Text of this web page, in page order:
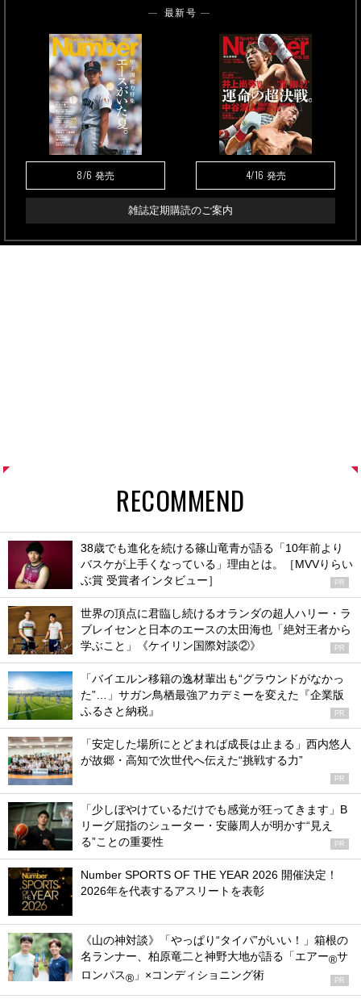
最新号
8/6 発売 4/16 発売
雑誌定期購読のご案内
RECOMMEND
38歳でも進化を続ける篠山竜青が語る「10年前より
バスケが上手くなっている」理由とは。［MVVりらい
ぶ賞 受賞者インタビュー］
PR
世界の頂点に君臨し続けるオランダの超人ハリー・ラ
ブレイセンと日本のエースの太田海也「絶対王者から
学ぶこと」《ケイリン国際対談②》
PR
「バイエルン移籍の逸材輩出も“グラウンドがなかっ
た”…」サガン鳥栖最強アカデミーを変えた『企業版
ふるさと納税』
PR
「安定した場所にとどまれば成長は止まる」西内悠人
が故郷・高知で次世代へ伝えた“挑戦する力”
PR
「少しぼやけているだけでも感覚が狂ってきます」B
リーグ屈指のシューター・安藤周人が明かす“見え
る”ことの重要性
PR
Number SPORTS OF THE YEAR 2026 開催決定！
2026年を代表するアスリートを表彰
《山の神対談》「やっぱり“タイパ”がいい！」箱根の
名ランナー、柏原竜二と神野大地が語る「エアー®サ
ロンパス® 」×コンディショニング術 PR